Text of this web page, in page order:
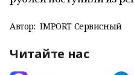
Автор: IMPORT Сервисный
Читайте нас